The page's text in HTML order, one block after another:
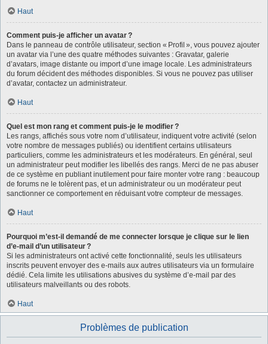
Haut
Comment puis-je afficher un avatar ?
Dans le panneau de contrôle utilisateur, section « Profil », vous pouvez ajouter
un avatar via l’une des quatre méthodes suivantes : Gravatar, galerie
d’avatars, image distante ou import d’une image locale. Les administrateurs
du forum décident des méthodes disponibles. Si vous ne pouvez pas utiliser
d’avatar, contactez un administrateur.
Haut
Quel est mon rang et comment puis-je le modifier ?
Les rangs, affichés sous votre nom d’utilisateur, indiquent votre activité (selon
votre nombre de messages publiés) ou identifient certains utilisateurs
particuliers, comme les administrateurs et les modérateurs. En général, seul
un administrateur peut modifier les libellés des rangs. Merci de ne pas abuser
de ce système en publiant inutilement pour faire monter votre rang : beaucoup
de forums ne le tolèrent pas, et un administrateur ou un modérateur peut
sanctionner ce comportement en réduisant votre compteur de messages.
Haut
Pourquoi m’est-il demandé de me connecter lorsque je clique sur le lien
d’e-mail d’un utilisateur ?
Si les administrateurs ont activé cette fonctionnalité, seuls les utilisateurs
inscrits peuvent envoyer des e-mails aux autres utilisateurs via un formulaire
dédié. Cela limite les utilisations abusives du système d’e-mail par des
utilisateurs malveillants ou des robots.
Haut
Problèmes de publication